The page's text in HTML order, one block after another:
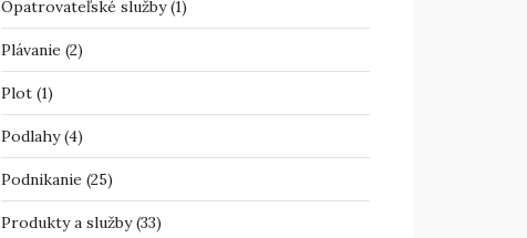
Opatrovateľské služby(1)
Plávanie (2)
Plot(1)
Podlahy(4)
Podnikanie (25)
Produkty a služby(33)